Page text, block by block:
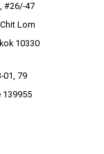
#26/-47
Lom
10330
01, 79
139955